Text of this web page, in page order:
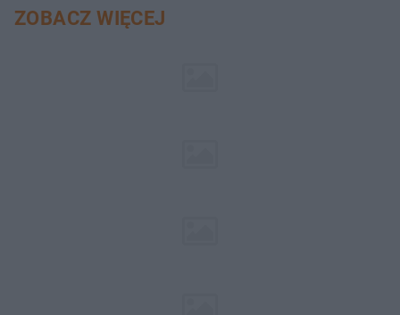
ZOBACZ WIĘCEJ